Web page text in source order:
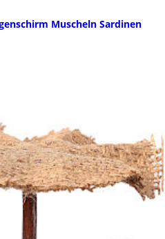
Muscheln Sardinen